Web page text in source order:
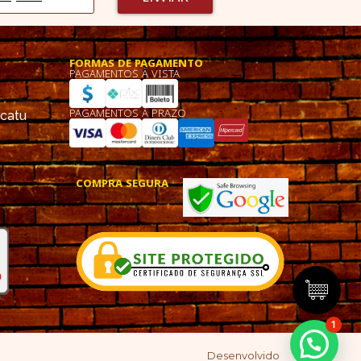
FORMAS DE PAGAMENTO
PAGAMENTOS À VISTA
PAGAMENTOS À PRAZO
COMPRA SEGURA
Desenvolvido
1